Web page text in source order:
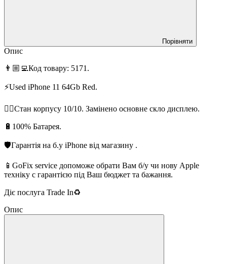
Порівняти
Опис
👨🏼‍💻Код товару: 5171.
⚡️Used iPhone 11 64Gb Red.
👌🏻Стан корпусу 10/10. Замінено основне скло дисплею.
🔋100% Батарея.
🛡Гарантія на б.у iPhone від магазину .
📱GoFix service допоможе обрати Вам б/у чи нову Apple
техніку с гарантією під Ваш бюджет та бажання.
Діє послуга Trade In♻️
Опис